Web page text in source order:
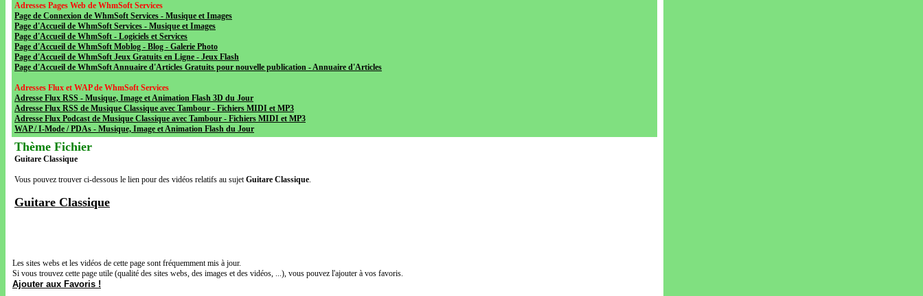
Adresses Pages Web de WhmSoft Services
Page de Connexion de WhmSoft Services - Musique et Images
Page d'Accueil de WhmSoft Services - Musique et Images
Page d'Accueil de WhmSoft - Logiciels et Services
Page d'Accueil de WhmSoft Moblog - Blog - Galerie Photo
Page d'Accueil de WhmSoft Jeux Gratuits en Ligne - Jeux Flash
Page d'Accueil de WhmSoft Annuaire d'Articles Gratuits pour nouvelle publication - Annuaire d'Articles
Adresses Flux et WAP de WhmSoft Services
Adresse Flux RSS - Musique, Image et Animation Flash 3D du Jour
Adresse Flux RSS de Musique Classique avec Tambour - Fichiers MIDI et MP3
Adresse Flux Podcast de Musique Classique avec Tambour - Fichiers MIDI et MP3
WAP / I-Mode / PDAs - Musique, Image et Animation Flash du Jour
Thème Fichier
Guitare Classique
Vous pouvez trouver ci-dessous le lien pour des vidéos relatifs au sujetGuitare Classique.
Guitare Classique
Les sites webs et les vidéos de cette page sont fréquemment mis à jour.
Si vous trouvez cette page utile (qualité des sites webs, des images et des vidéos, ...), vous pouvez l'ajouter à vos favoris.
Ajouter aux Favoris !